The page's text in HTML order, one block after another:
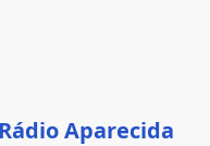
Rádio Aparecida